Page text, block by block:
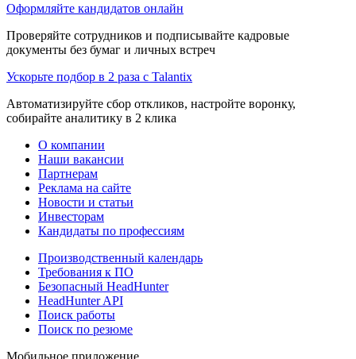
Оформляйте кандидатов онлайн
Проверяйте сотрудников и подписывайте кадровые
документы без бумаг и личных встреч
Ускорьте подбор в 2 раза с Talantix
Автоматизируйте сбор откликов, настройте воронку,
собирайте аналитику в 2 клика
О компании
Наши вакансии
Партнерам
Реклама на сайте
Новости и статьи
Инвесторам
Кандидаты по профессиям
Производственный календарь
Требования к ПО
Безопасный HeadHunter
HeadHunter API
Поиск работы
Поиск по резюме
Мобильное приложение